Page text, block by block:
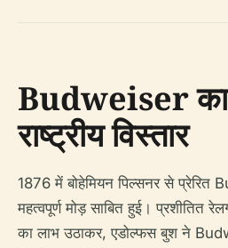
Budweiser
राष्ट्रीय विस्तार
1876 ​​में बोहेमियन पिल्सनर से
महत्वपूर्ण मोड़ साबित हुई। प्रशीतित
का लाभ उठाकर, एडोल्फस बुश ने